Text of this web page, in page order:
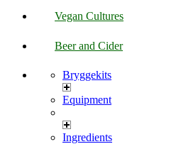
Vegan Cultures
Beer and Cider
Bryggekits
Equipment
Ingredients